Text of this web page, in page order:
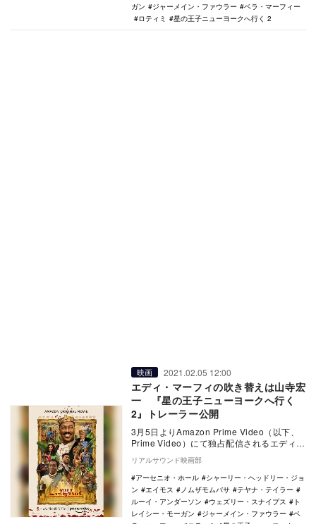
ガン
ジャーメイン・ファウラー
ベラ・マーフィー
ロティミ
星の王子ニューヨークへ行く 2
映画 2021.02.05 12:00
エディ・マーフィの吹き替えは山寺宏
一 『星の王子ニューヨークへ行く
2』トレーラー公開
3月5日よりAmazon Prime Video（以下、
Prime Video）にて独占配信されるエディ・
マーフィ主演映画『星の…
リアルサウンド映画部
アーセニオ・ホール
シャーリー・ヘッドリー・ジョ
ン
エイモス ノムザモムバサ
テヤナ・テイラー
ルーイ・アンダーソン
ウェズリー・スナイプス
ト
レイシー・モーガン
ジャーメイン・ファウラー
ベ